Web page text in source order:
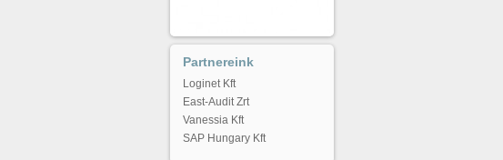
Partnereink
Loginet Kft
East-Audit Zrt
Vanessia Kft
SAP Hungary Kft